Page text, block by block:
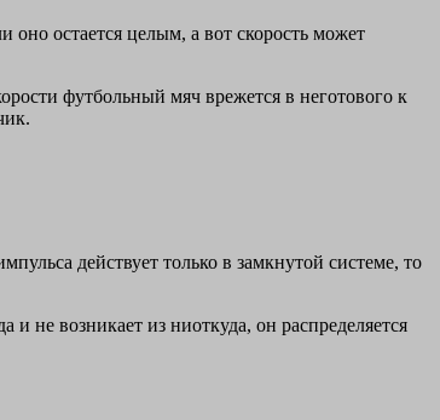
оно остается целым, а вот скорость может
футбольный мяч врежется в неготового к
действует только в замкнутой системе, то
и не возникает из ниоткуда, он распределяется